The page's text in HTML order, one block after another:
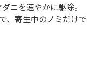
ニを速やかに駆除。
、寄生中のノミだけで